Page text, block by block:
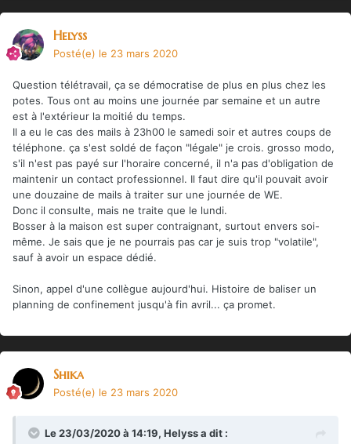
Helyss
Posté(e) le 23 mars 2020
Question télétravail, ça se démocratise de plus en plus chez les
potes. Tous ont au moins une journée par semaine et un autre
est à l'extérieur la moitié du temps.
Il a eu le cas des mails à 23h00 le samedi soir et autres coups de
téléphone. ça s'est soldé de façon "légale" je crois. grosso modo,
s'il n'est pas payé sur l'horaire concerné, il n'a pas d'obligation de
maintenir un contact professionnel. Il faut dire qu'il pouvait avoir
une douzaine de mails à traiter sur une journée de WE.
Donc il consulte, mais ne traite que le lundi.
Bosser à la maison est super contraignant, surtout envers soi-
même. Je sais que je ne pourrais pas car je suis trop "volatile",
sauf à avoir un espace dédié.
Sinon, appel d'une collègue aujourd'hui. Histoire de baliser un
planning de confinement jusqu'à fin avril... ça promet.
Shika
Posté(e) le 23 mars 2020
Le 23/03/2020 à 14:19, Helyssa dit :